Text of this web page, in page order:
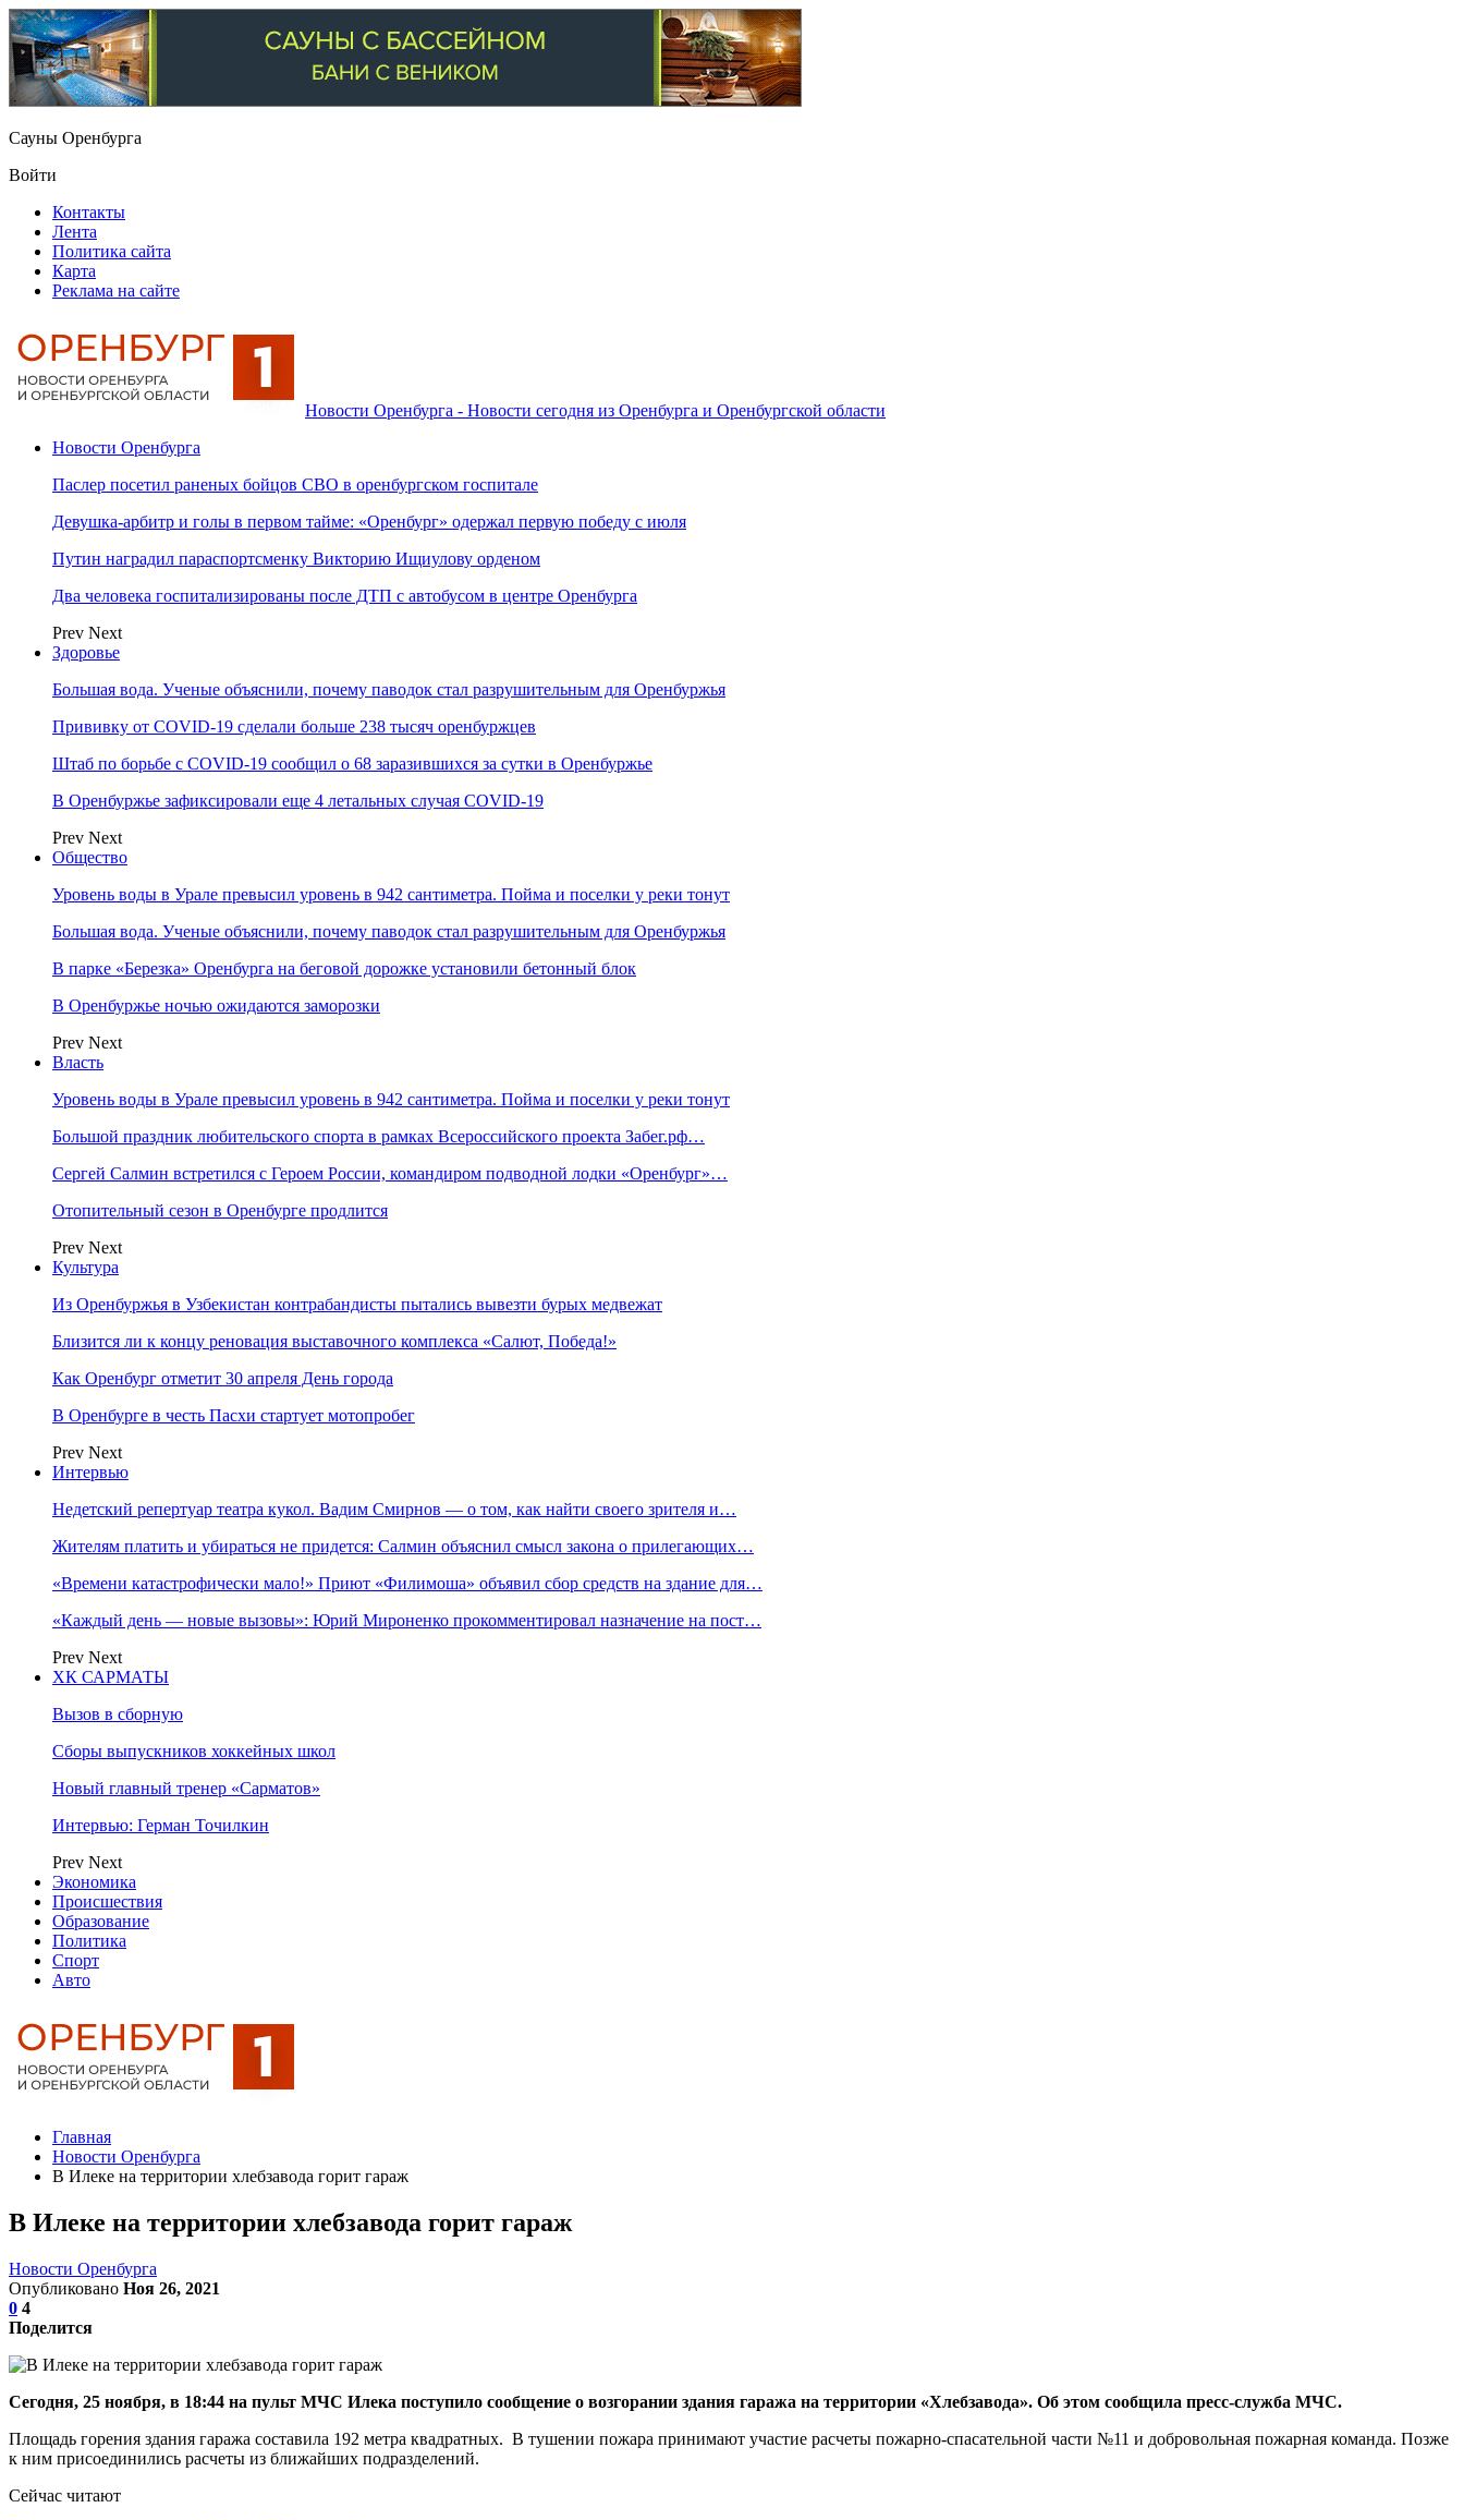
Сауны Оренбурга
Войти
Контакты
Лента
Политика сайта
Карта
Реклама на сайте
Новости Оренбурга - Новости сегодня из Оренбурга и Оренбургской области
Новости Оренбурга
Паслер посетил раненых бойцов СВО в оренбургском госпитале
Девушка-арбитр и голы в первом тайме: «Оренбург» одержал первую победу с июля
Путин наградил параспортсменку Викторию Ищиулову орденом
Два человека госпитализированы после ДТП с автобусом в центре Оренбурга
Prev Next
Здоровье
Большая вода. Ученые объяснили, почему паводок стал разрушительным для Оренбуржья
Прививку от COVID-19 сделали больше 238 тысяч оренбуржцев
Штаб по борьбе с СOVID-19 сообщил о 68 заразившихся за сутки в Оренбуржье
В Оренбуржье зафиксировали еще 4 летальных случая COVID-19
Prev Next
Общество
Уровень воды в Урале превысил уровень в 942 сантиметра. Пойма и поселки у реки тонут
Большая вода. Ученые объяснили, почему паводок стал разрушительным для Оренбуржья
В парке «Березка» Оренбурга на беговой дорожке установили бетонный блок
В Оренбуржье ночью ожидаются заморозки
Prev Next
Власть
Уровень воды в Урале превысил уровень в 942 сантиметра. Пойма и поселки у реки тонут
Большой праздник любительского спорта в рамках Всероссийского проекта Забег.рф…
Сергей Салмин встретился с Героем России, командиром подводной лодки «Оренбург»…
Отопительный сезон в Оренбурге продлится
Prev Next
Культура
Из Оренбуржья в Узбекистан контрабандисты пытались вывезти бурых медвежат
Близится ли к концу реновация выставочного комплекса «Салют, Победа!»
Как Оренбург отметит 30 апреля День города
В Оренбурге в честь Пасхи стартует мотопробег
Prev Next
Интервью
Недетский репертуар театра кукол. Вадим Смирнов — о том, как найти своего зрителя и…
Жителям платить и убираться не придется: Салмин объяснил смысл закона о прилегающих…
«Времени катастрофически мало!» Приют «Филимоша» объявил сбор средств на здание для…
«Каждый день — новые вызовы»: Юрий Мироненко прокомментировал назначение на пост…
Prev Next
ХК САРМАТЫ
Вызов в сборную
Сборы выпускников хоккейных школ
Новый главный тренер «Сарматов»
Интервью: Герман Точилкин
Prev Next
Экономика
Происшествия
Образование
Политика
Спорт
Авто
Главная
Новости Оренбурга
В Илеке на территории хлебзавода горит гараж
В Илеке на территории хлебзавода горит гараж
Новости Оренбурга
Опубликовано Ноя 26, 2021
0 4
Поделится
Сегодня, 25 ноября, в 18:44 на пульт МЧС Илека поступило сообщение о возгорании здания гаража на территории «Хлебзавода». Об этом сообщила пресс-служба МЧС.
Площадь горения здания гаража составила 192 метра квадратных. В тушении пожара принимают участие расчеты пожарно-спасательной части №11 и добровольная пожарная команда. Позже
к ним присоединились расчеты из ближайших подразделений.
Сейчас читают